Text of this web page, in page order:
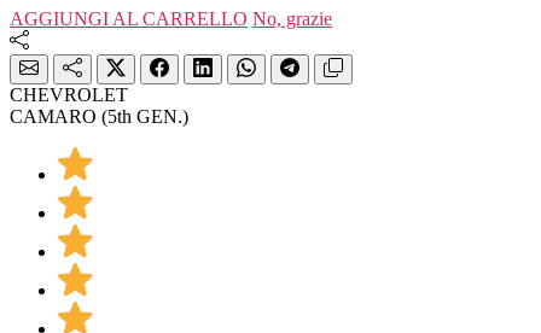
AGGIUNGI AL CARRELLO No, grazie
CHEVROLET
CAMARO (5th GEN.)